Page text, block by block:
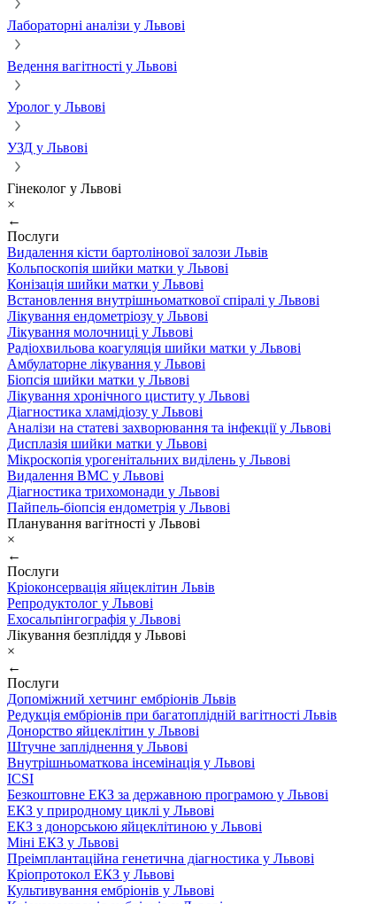
Лабораторні аналізи у Львові
Ведення вагітності у Львові
Уролог у Львові
УЗД у Львові
Гінеколог у Львові
×
←
Послуги
Видалення кісти бартолінової залози Львів
Кольпоскопія шийки матки у Львові
Конізація шийки матки у Львові
Встановлення внутрішньоматкової спіралі у Львові
Лікування ендометріозу у Львові
Лікування молочниці у Львові
Радіохвильова коагуляція шийки матки у Львові
Амбулаторне лікування у Львові
Біопсія шийки матки у Львові
Лікування хронічного циститу у Львові
Діагностика хламідіозу у Львові
Аналізи на статеві захворювання та інфекції у Львові
Дисплазія шийки матки у Львові
Мікроскопія урогенітальних виділень у Львові
Видалення ВМС у Львові
Діагностика трихомонади у Львові
Пайпель-біопсія ендометрія у Львові
Планування вагітності у Львові
×
←
Послуги
Кріоконсервація яйцеклітин Львів
Репродуктолог у Львові
Ехосальпінгографія у Львові
Лікування безпліддя у Львові
×
←
Послуги
Допоміжний хетчинг ембріонів Львів
Редукція ембріонів при багатоплідній вагітності Львів
Донорство яйцеклітин у Львові
Штучне запліднення у Львові
Внутрішньоматкова інсемінація у Львові
ICSI
Безкоштовне ЕКЗ за державною програмою у Львові
ЕКЗ у природному циклі у Львові
ЕКЗ з донорською яйцеклітиною у Львові
Міні ЕКЗ у Львові
Преімплантаційна генетична діагностика у Львові
Кріопротокол ЕКЗ у Львові
Культивування ембріонів у Львові